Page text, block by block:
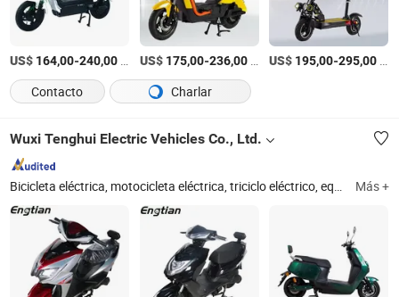
US$ 164,00-240,00 US$ 175,00-236,00/Pieza US$ 195,00-295,00
Contacto
Charlar
Wuxi Tenghui Electric Vehicles Co., Ltd.
Bicicleta eléctrica, motocicleta eléctrica, triciclo eléctrico, equilibrio eléctrico, patinete eléctrico, moto eléctrica, e-scooter, e-bike, scooter de movilidad, moto de tierra Más +